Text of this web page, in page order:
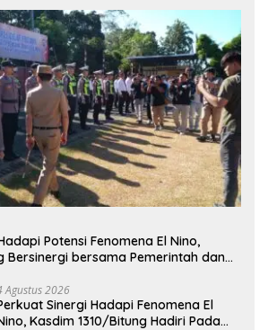
Potensi Fenomena El Nino,
Bersinergi bersama Pemerintah dan
Agustus 2026
Sinergi Hadapi Fenomena El
Kasdim 1310/Bitung Hadiri Pada